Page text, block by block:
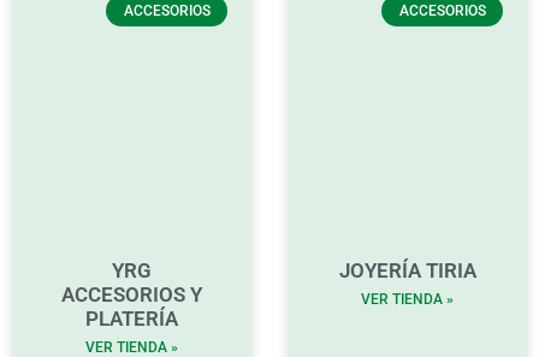
ACCESORIOS
YRG
ACCESORIOS Y
PLATERÍA
VER TIENDA »
ACCESORIOS
JOYERÍA TIRIA
VER TIENDA »